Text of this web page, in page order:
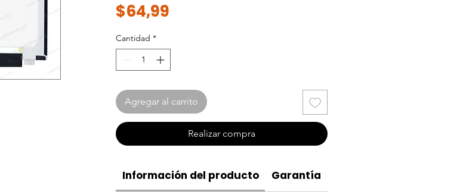
$64,99
Cantidad *
Agregar al carrito
Realizar compra
Información del producto Garantía